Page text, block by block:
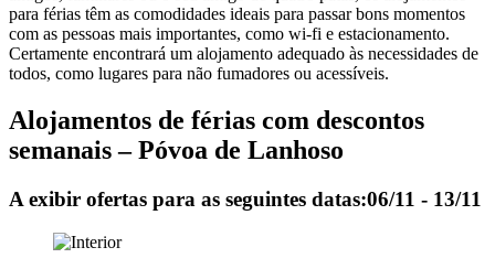
para férias têm as comodidades ideais para passar bons momentos
com as pessoas mais importantes, como wi-fi e estacionamento.
Certamente encontrará um alojamento adequado às necessidades de
todos, como lugares para não fumadores ou acessíveis.
Alojamentos de férias com descontos
semanais – Póvoa de Lanhoso
A exibir ofertas para as seguintes datas:06/11 - 13/11